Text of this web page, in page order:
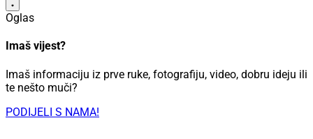
Oglas
Imaš vijest?
Imaš informaciju iz prve ruke, fotografiju, video, dobru ideju ili
te nešto muči?
PODIJELI S NAMA!